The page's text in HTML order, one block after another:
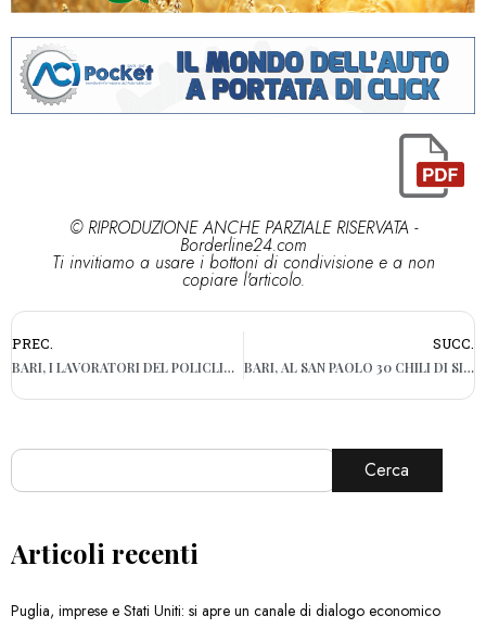
© RIPRODUZIONE ANCHE PARZIALE RISERVATA -
Borderline24.com
Ti invitiamo a usare i bottoni di condivisione e a non
copiare l'articolo.
PREC.
BARI, I LAVORATORI DEL POLICLINICO PROCLAMANO LO STATO DI AGITAZIONE
SUCC.
BARI, AL SAN PAOLO 30 CHILI DI SIGARETTE DI CONTRABBANDO NASCOSTE IN UNO SCANTINATO: IN MANETTE 55ENNE
Cerca
Articoli recenti
Puglia, imprese e Stati Uniti: si apre un canale di dialogo economico